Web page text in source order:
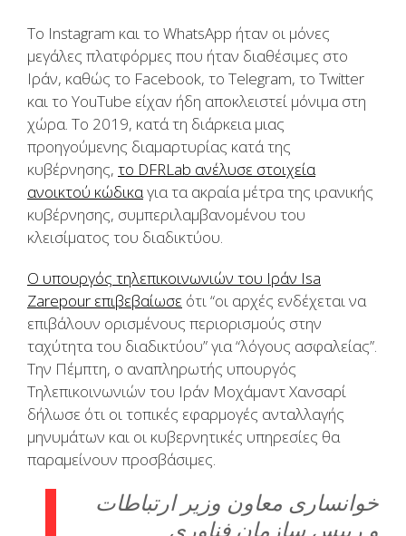
Το Instagram και το WhatsApp ήταν οι μόνες
μεγάλες πλατφόρμες που ήταν διαθέσιμες στο
Ιράν, καθώς το Facebook, το Telegram, το Twitter
και το YouTube είχαν ήδη αποκλειστεί μόνιμα στη
χώρα. Το 2019, κατά τη διάρκεια μιας
προηγούμενης διαμαρτυρίας κατά της
κυβέρνησης, το DFRLab ανέλυσε στοιχεία
ανοικτού κώδικαγια τα ακραία μέτρα της ιρανικής
κυβέρνησης, συμπεριλαμβανομένου του
κλεισίματος του διαδικτύου.
Ο υπουργός τηλεπικοινωνιών του Ιράν Isa
Zarepour επιβεβαίωσε ότι “οι αρχές ενδέχεται να
επιβάλουν ορισμένους περιορισμούς στην
ταχύτητα του διαδικτύου” για “λόγους ασφαλείας”.
Την Πέμπτη, ο αναπληρωτής υπουργός
Τηλεπικοινωνιών του Ιράν Μοχάμαντ Χανσαρί
δήλωσε ότι οι τοπικές εφαρμογές ανταλλαγής
μηνυμάτων και οι κυβερνητικές υπηρεσίες θα
παραμείνουν προσβάσιμες.
خوانساری معاون وزیر ارتباطات
و رییس سازمان فناوری